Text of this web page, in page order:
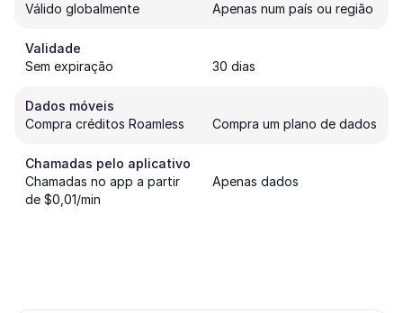
Válido globalmente
Apenas num país ou região
Validade
Sem expiração
30 dias
Dados móveis
Compra créditos Roamless
Compra um plano de dados
Chamadas pelo aplicativo
Chamadas no app a partir
de $0,01/min
Apenas dados